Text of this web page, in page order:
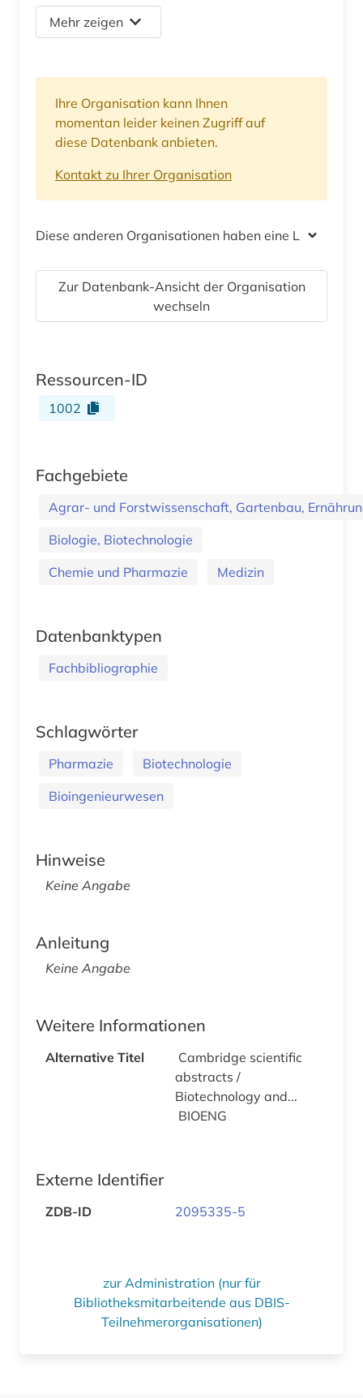
Mehr zeigen
Ihre Organisation kann Ihnen
momentan leider keinen Zugriff auf
diese Datenbank anbieten.
Kontakt zu Ihrer Organisation
Diese anderen Organisationen haben eine Lizenz
Zur Datenbank-Ansicht der Organisation
wechseln
Ressourcen-ID
1002
Fachgebiete
Agrar- und Forstwissenschaft, Gartenbau,
Biologie, Biotechnologie
Chemie und Pharmazie
Medizin
Datenbanktypen
Fachbibliographie
Schlagwörter
Pharmazie
Biotechnologie
Bioingenieurwesen
Hinweise
Keine Angabe
Anleitung
Keine Angabe
Weitere Informationen
Alternative Titel
Cambridge scientific
abstracts /
Biotechnology and...
BIOENG
Externe Identifier
ZDB-ID 2095335-5
zur Administration (nur für
Bibliotheksmitarbeitende aus DBIS-
Teilnehmerorganisationen)